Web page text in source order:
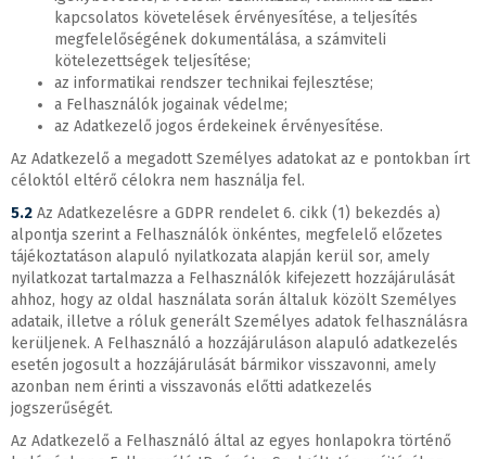
kapcsolatos követelések érvényesítése, a teljesítés
megfelelőségének dokumentálása, a számviteli
kötelezettségek teljesítése;
az informatikai rendszer technikai fejlesztése;
a Felhasználók jogainak védelme;
az Adatkezelő jogos érdekeinek érvényesítése.
Az Adatkezelő a megadott Személyes adatokat az e pontokban írt
céloktól eltérő célokra nem használja fel.
5.2 Az Adatkezelésre a GDPR rendelet 6. cikk (1) bekezdés a)
alpontja szerint a Felhasználók önkéntes, megfelelő előzetes
tájékoztatáson alapuló nyilatkozata alapján kerül sor, amely
nyilatkozat tartalmazza a Felhasználók kifejezett hozzájárulását
ahhoz, hogy az oldal használata során általuk közölt Személyes
adataik, illetve a róluk generált Személyes adatok felhasználásra
kerüljenek. A Felhasználó a hozzájáruláson alapuló adatkezelés
esetén jogosult a hozzájárulását bármikor visszavonni, amely
azonban nem érinti a visszavonás előtti adatkezelés
jogszerűségét.
Az Adatkezelő a Felhasználó által az egyes honlapokra történő